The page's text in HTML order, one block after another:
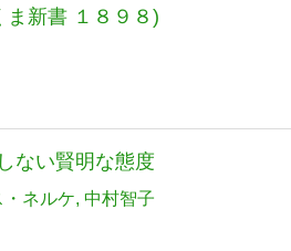
ま新書 １８９８)
ない賢明な態度
ネルケ 中村智子